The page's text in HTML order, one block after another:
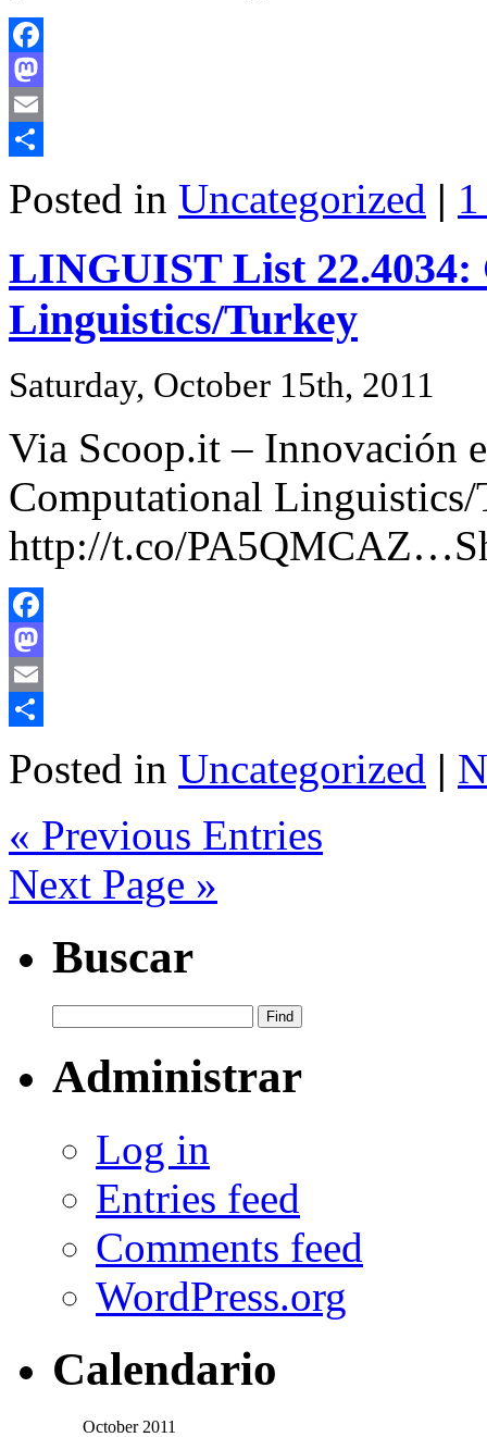
Facebook
Mastodon
Email
Posted in Uncategorized |
LINGUIST List
Linguistics/Turkey
Saturday, October 15th, 2011
Via Scoop.it – Innovación
Computational
http://t.co/
Facebook
Mastodon
Email
Posted in Uncategorized |
« Previous Entries
Next Page »
Buscar
Administrar
Log in
Entries feed
Comments feed
WordPress.org
Calendario
October 2011